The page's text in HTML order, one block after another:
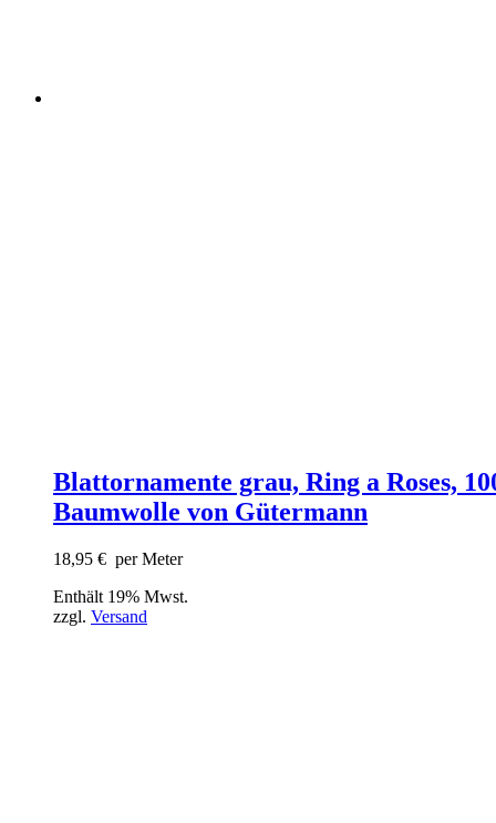
Blattornamente grau, Ring a Roses,
Baumwolle von Gütermann
18,95 € per Meter
Enthält 19% Mwst.
zzgl. Versand